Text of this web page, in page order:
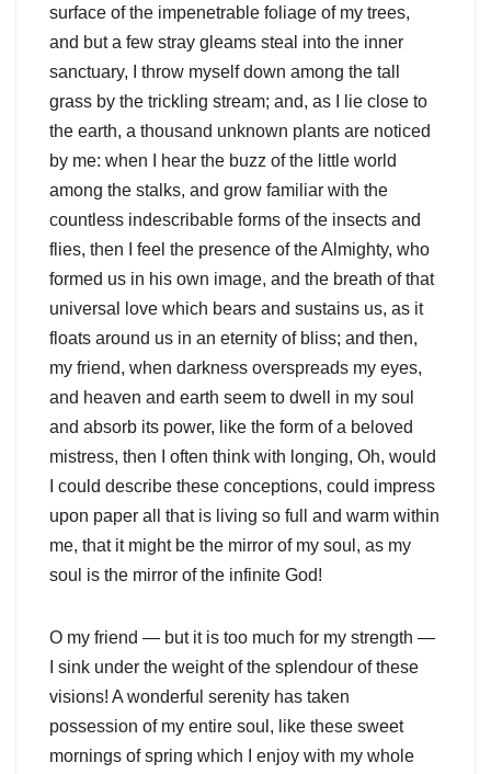
surface of the impenetrable foliage of my trees,
and but a few stray gleams steal into the inner
sanctuary, I throw myself down among the tall
grass by the trickling stream; and, as I lie close to
the earth, a thousand unknown plants are noticed
by me: when I hear the buzz of the little world
among the stalks, and grow familiar with the
countless indescribable forms of the insects and
flies, then I feel the presence of the Almighty, who
formed us in his own image, and the breath of that
universal love which bears and sustains us, as it
floats around us in an eternity of bliss; and then,
my friend, when darkness overspreads my eyes,
and heaven and earth seem to dwell in my soul
and absorb its power, like the form of a beloved
mistress, then I often think with longing, Oh, would
I could describe these conceptions, could impress
upon paper all that is living so full and warm within
me, that it might be the mirror of my soul, as my
soul is the mirror of the infinite God!
O my friend — but it is too much for my strength —
I sink under the weight of the splendour of these
visions! A wonderful serenity has taken
possession of my entire soul, like these sweet
mornings of spring which I enjoy with my whole